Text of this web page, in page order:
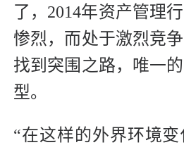
了，2014年资产管理
惨烈，而处于激烈竞
找到突围之路，唯一
型。
“在这样的外界环境